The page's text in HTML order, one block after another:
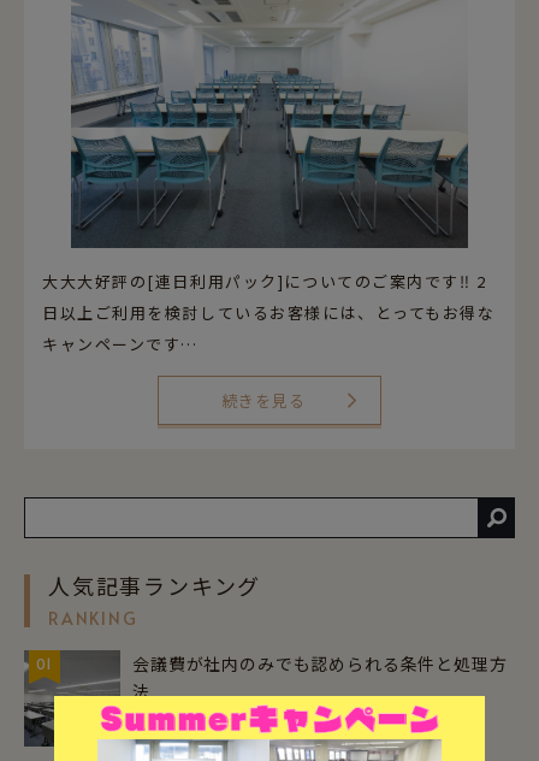
大大大好評の[連日利用パック]についてのご案内です‼ 2
日以上ご利用を検討しているお客様には、とってもお得な
キャンペーンです…
続きを見る
人気記事ランキング
RANKING
01
会議費が社内のみでも認められる条件と処理方
法